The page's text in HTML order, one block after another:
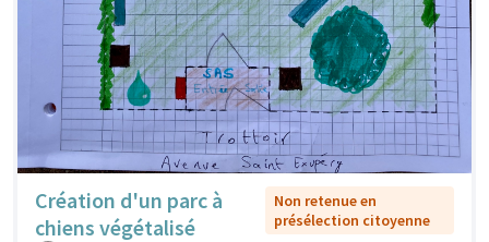
Création d'un parc à
chiens végétalisé
Non retenue en
présélection citoyenne